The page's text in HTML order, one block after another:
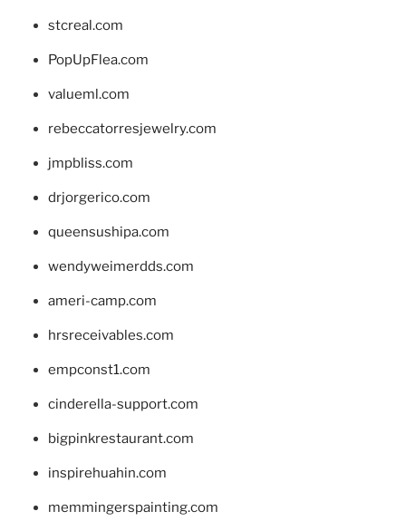
stcreal.com
PopUpFlea.com
valueml.com
rebeccatorresjewelry.com
jmpbliss.com
drjorgerico.com
queensushipa.com
wendyweimerdds.com
ameri-camp.com
hrsreceivables.com
empconst1.com
cinderella-support.com
bigpinkrestaurant.com
inspirehuahin.com
memmingerspainting.com